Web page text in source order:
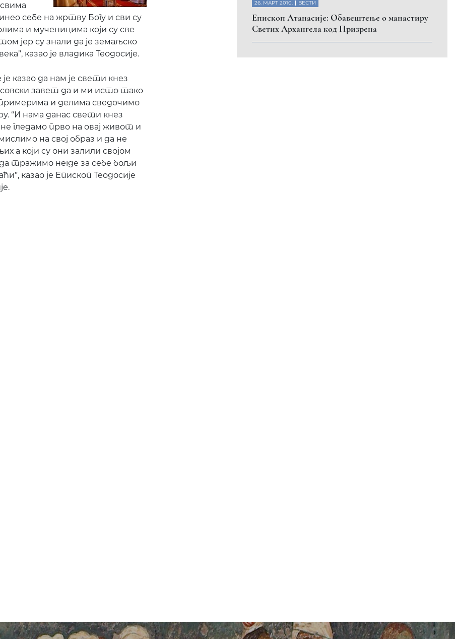
себе на жртву Богу и сви су
и мученицима који су све
јер су знали да је земаљско
казао је владика Теодосије.
је казао да нам је свети кнез
завет да и ми исто тако
и делима сведочимо
“И нама данас свети кнез
гледамо прво на овај живот и
на свој образ и да не
а који су они залили својом
тражимо негде за себе бољи
казао је Епископ Теодосије